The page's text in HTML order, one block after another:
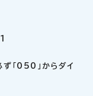
050」からダイ